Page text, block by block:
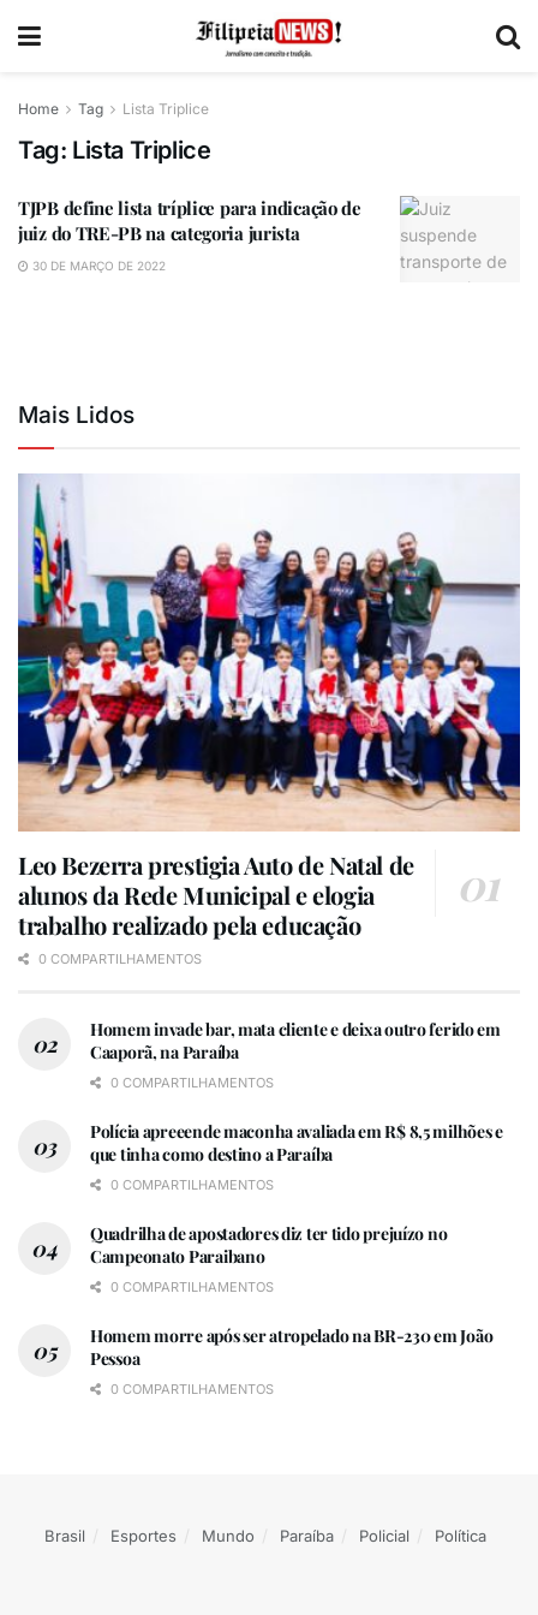
Home Tag Lista Triplice
Tag: Lista Triplice
TJPB define lista tríplice para indicação de
juiz do TRE-PB na categoria jurista
30 DE MARÇO DE 2022
Mais Lidos
Leo Bezerra prestigia Auto de Natal de
alunos da Rede Municipal e elogia
trabalho realizado pela educação
0 COMPARTILHAMENTOS
Homem invade bar, mata cliente e deixa outro ferido em
Caaporã, na Paraíba
0 COMPARTILHAMENTOS
Polícia apreeende maconha avaliada em R$ 8,5 milhões e
que tinha como destino a Paraíba
0 COMPARTILHAMENTOS
Quadrilha de apostadores diz ter tido prejuízo no
Campeonato Paraibano
0 COMPARTILHAMENTOS
Homem morre após ser atropelado na BR-230 em João
Pessoa
0 COMPARTILHAMENTOS
Brasil Esportes Mundo Paraíba Policial Política